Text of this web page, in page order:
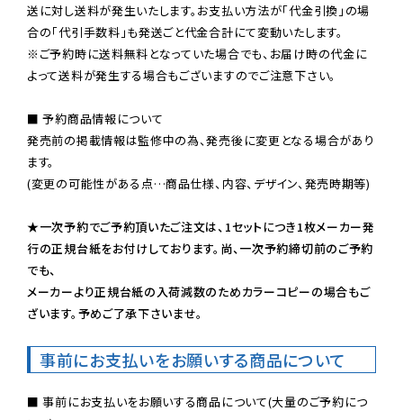
送に対し送料が発生いたします。お支払い方法が「代金引換」の場
※ご予約時に送料無料となっていた場合でも、お届け時の代金に
よって送料が発生する場合もございますのでご注意下さい。
■ 予約商品情報について
発売前の掲載情報は監修中の為、発売後に変更となる場合があり
ます。
(変更の可能性がある点…商品仕様、内容、デザイン、発売時期等)
★一次予約でご予約頂いたご注文は、1セットにつき1枚メーカー発
行の正規台紙をお付けしております。尚、一次予約締切前のご予約
でも、
メーカーより正規台紙の入荷減数のためカラーコピーの場合もご
ざいます。予めご了承下さいませ。
事前にお支払いをお願いする商品について
■ 事前にお支払いをお願いする商品について(大量のご予約につ